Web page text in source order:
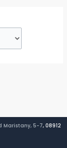
Maristany, 5-7, 08912